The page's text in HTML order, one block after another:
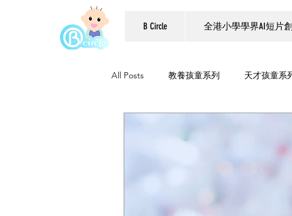
B Circle 全港小學學界AI短片
All Posts 教養孩童系列 天才孩童系